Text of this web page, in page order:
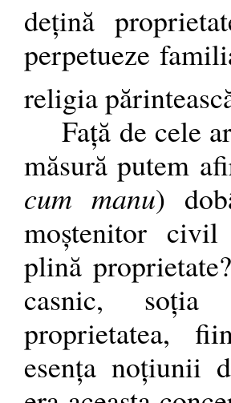
dețină
perpetueze
religia
Față de cele
măsură putem
cum manu)
moștenitor
plină
casnic,
proprietatea,
esența noțiunii